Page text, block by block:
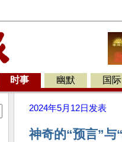
时事 幽默 国际
2024年5月12日 发表
神奇的“预言”与